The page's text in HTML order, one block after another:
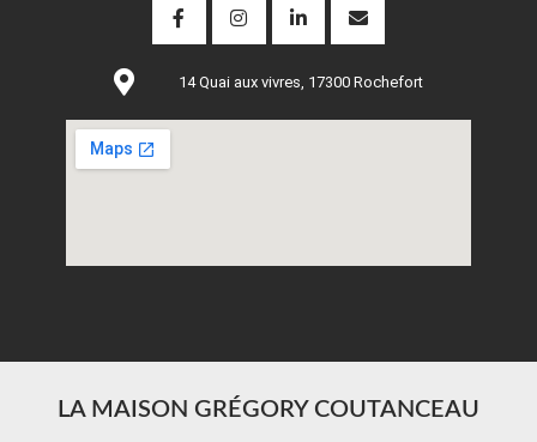
14 Quai aux vivres, 17300 Rochefort
LA MAISON GRÉGORY COUTANCEAU